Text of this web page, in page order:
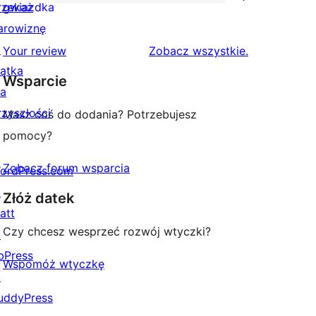
2-
gwiazdkowa
7
recenzji
1-
gwiazdkowych
gwiazdka
Your review Zobacz wszystkierecenzje
.
Wsparcie
Masz coś do dodania? Potrzebujesz
pomocy?
Zobacz forum wsparcia
Złóż datek
Czy chcesz wesprzeć rozwój wtyczki?
Wspomóż wtyczkę